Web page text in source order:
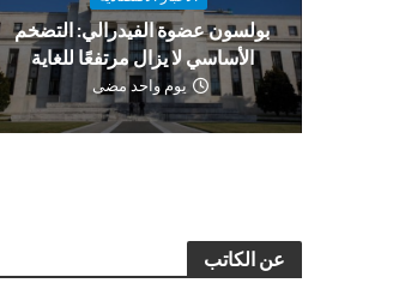
بولسون عضوة الفيدرالي: التضخم
الأساسي لا يزال مرتفعًا للغاية
يوم واحد مضى
عن الكاتب